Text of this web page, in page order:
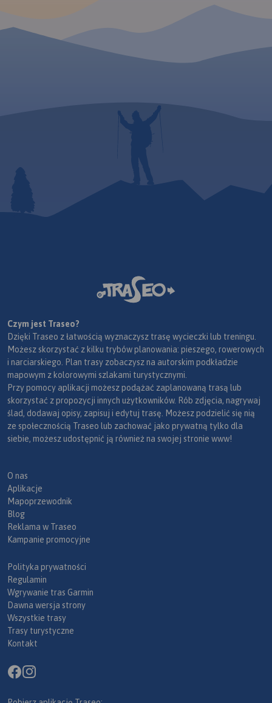
Czym jest Traseo?
Dzięki Traseo z łatwością wyznaczysz trasę wycieczki lub treningu.
Możesz skorzystać z kilku trybów planowania: pieszego, rowerowych
i narciarskiego. Plan trasy zobaczysz na autorskim podkładzie
mapowym z kolorowymi szlakami turystycznymi.
Przy pomocy aplikacji możesz podążać zaplanowaną trasą lub
skorzystać z propozycji innych użytkowników. Rób zdjęcia, nagrywaj
ślad, dodawaj opisy, zapisuj i edytuj trasę. Możesz podzielić się nią
ze społecznością Traseo lub zachować jako prywatną tylko dla
siebie, możesz udostępnić ją również na swojej stronie www!
O nas
Aplikacje
Mapoprzewodnik
Blog
Reklama w Traseo
Kampanie promocyjne
Polityka prywatności
Regulamin
Wgrywanie tras Garmin
Dawna wersja strony
Wszystkie trasy
Trasy turystyczne
Kontakt